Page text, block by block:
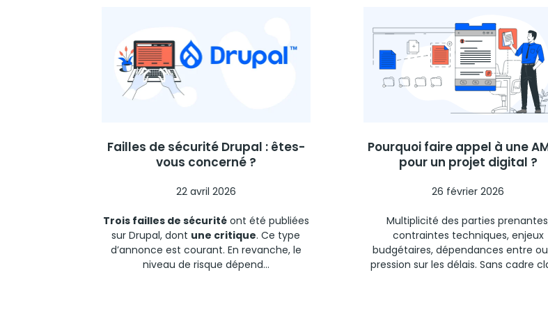
Failles de sécurité Drupal : êtes-
vous concerné ?
22 avril 2026
Trois failles de sécuritéont été publiées
surDrupal, dont une critique. Ce type
d’annonce est courant. En revanche, le
niveau de risque dépend...
Pourquoi faire appel à une
pour un projet digital ?
26 février 2026
Multiplicité des parties
contraintes techniques, enjeux
budgétaires, dépendances entre
pression sur les délais. Sans cadre